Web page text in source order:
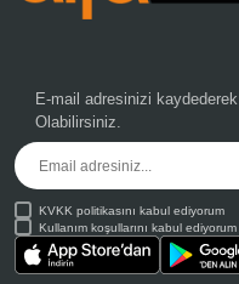
E-mail adresinizi kaydederek
Olabilirsiniz.
KVKK politikasını kabul ediyorum
Kullanım koşullarını kabul ediyorum